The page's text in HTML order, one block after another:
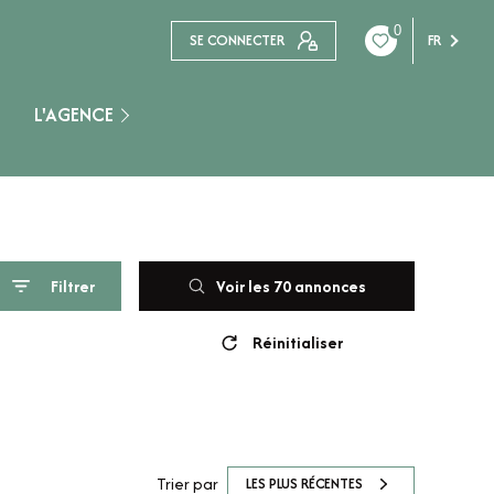
SE CONNECTER 0 FR
L'AGENCE
Filtrer Voir les 70annonces
Réinitialiser
Trier par LES PLUS RÉCENTES